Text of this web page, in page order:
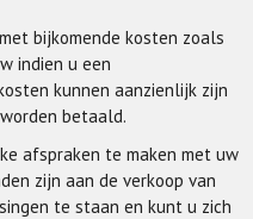
bijkomende kosten zoals
indien u een
kunnen aanzienlijk zijn
betaald.
afspraken te maken met uw
zijn aan de verkoop van
te staan en kunt u zich